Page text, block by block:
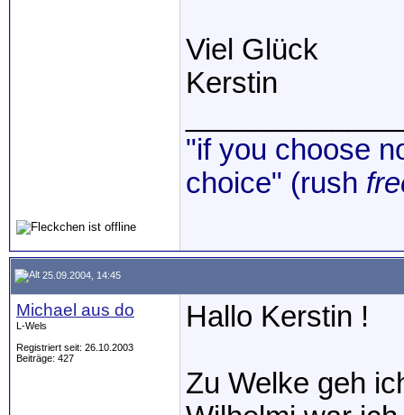
Viel Glück
Kerstin
"if you choose
choice" (rush
25.09.2004, 14:45
Michael aus do
L-Wels
Registriert seit: 26.10.2003
Beiträge: 427
Hallo Kerstin !
Zu Welke geh